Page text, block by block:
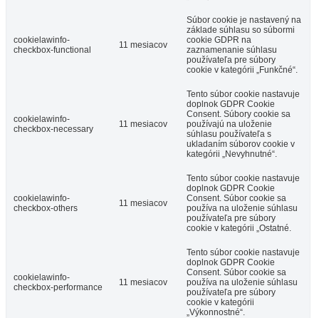
cookielawinfo-
checkbox-functional
11 mesiacov
Súbor cookie je nastavený na
základe súhlasu so súbormi
cookie GDPR na
zaznamenanie súhlasu
používateľa pre súbory
cookie v kategórii „Funkčné“.
cookielawinfo-
checkbox-necessary
11 mesiacov
Tento súbor cookie nastavuje
doplnok GDPR Cookie
Consent. Súbory cookie sa
používajú na uloženie
súhlasu používateľa s
ukladaním súborov cookie v
kategórii „Nevyhnutné“.
cookielawinfo-
checkbox-others
11 mesiacov
Tento súbor cookie nastavuje
doplnok GDPR Cookie
Consent. Súbor cookie sa
používa na uloženie súhlasu
používateľa pre súbory
cookie v kategórii „Ostatné.
cookielawinfo-
checkbox-performance
11 mesiacov
Tento súbor cookie nastavuje
doplnok GDPR Cookie
Consent. Súbor cookie sa
používa na uloženie súhlasu
používateľa pre súbory
cookie v kategórii
„Výkonnostné“.